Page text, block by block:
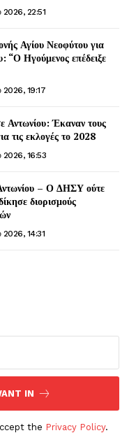
2026, 22:51
Αγίου Νεοφύτου για
“Ο Ηγούμενος επέδειξε
2026, 19:17
Έκαναν τους
τις εκλογές το 2028
2026, 16:53
– Ο ΔΗΣΥ ούτε
διορισμούς
2026, 14:31
IN
the Privacy Policy.